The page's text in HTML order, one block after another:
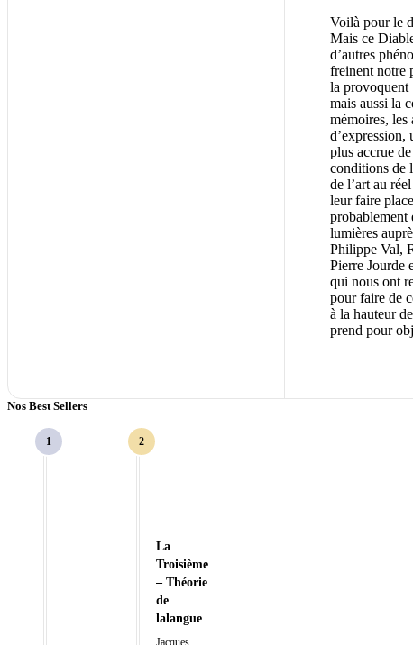
Voilà pour le
Mais ce
d’autres
freinent notre
la provoquent
mais aussi la
mémoires, les
d’expression,
plus accrue
conditions de
de l’art au
leur faire
probablement
lumières
Philippe Val,
Pierre Jourde
qui nous ont
pour faire de
à la hauteur
prend pour
Nos Best Sellers
La
Troisième
– Théorie
de
lalangue
Jacques